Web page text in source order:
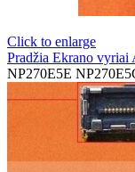
Click to enlarge
Pradžia Ekrano vyriai
NP270E5E